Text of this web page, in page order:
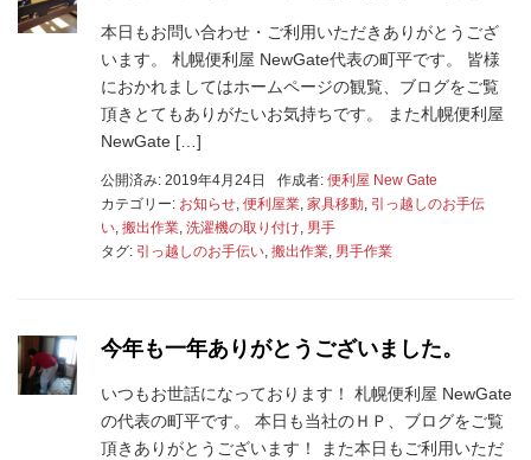
本日もお問い合わせ・ご利用いただきありがとうござ
います。 札幌便利屋 NewGate代表の町平です。 皆様
におかれましてはホームページの観覧、ブログをご覧
頂きとてもありがたいお気持ちです。 また札幌便利屋
NewGate […]
公開済み: 2019年4月24日 作成者: 便利屋 New Gate
カテゴリー: お知らせ, 便利屋業, 家具移動, 引っ越しのお手伝
い, 搬出作業, 洗濯機の取り付け, 男手
タグ: 引っ越しのお手伝い, 搬出作業, 男手作業
今年も一年ありがとうございました。
いつもお世話になっております！ 札幌便利屋 NewGate
の代表の町平です。 本日も当社のＨＰ、ブログをご覧
頂きありがとうございます！ また本日もご利用いただ